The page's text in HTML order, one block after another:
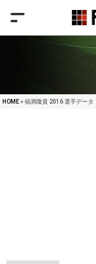
HOME» 福満隆貴 2016 選手データ